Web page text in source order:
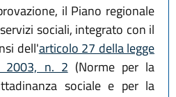
il Piano regionale
sociali, integrato con il
dell'articolo 27 della legge
2003, n. 2 (Norme per la
sociale e per la